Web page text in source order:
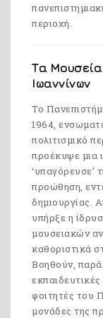
περιοχή.
Τα
Ιωαννίνων
Το
1964,
πολιτισμικό
προέκυψε μια
‘υπαγόρευσε’
προώθηση,
δημιουργίας.
υπήρξε η
μουσειακών
καθοριστικά
Βοηθούν,
φοιτητές του
μονάδες της